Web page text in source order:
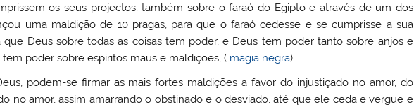
os seus projectos; também sobre o faraó do Egipto e através de um dos
uma maldição de 10 pragas, para que o faraó cedesse e se cumprisse a sua
que Deus sobre todas as coisas tem poder, e Deus tem poder tanto sobre anjos e
poder sobre espíritos maus e maldições, ( magia negra).
podem-se firmar as mais fortes maldições a favor do injustiçado no amor, do
no amor, assim amarrando o obstinado e o desviado, até que ele ceda e vergue e